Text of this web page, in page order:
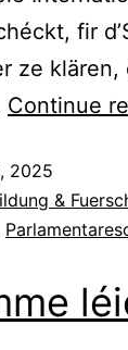
fir
ze klären,
Continue
2025
&